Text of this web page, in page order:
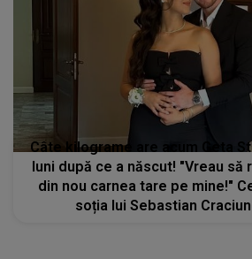
Câte kilograme are acum Geta
luni după ce a născut! "Vreau să
din nou carnea tare pe mine!" Ce dietă ține
soția lui Sebastian